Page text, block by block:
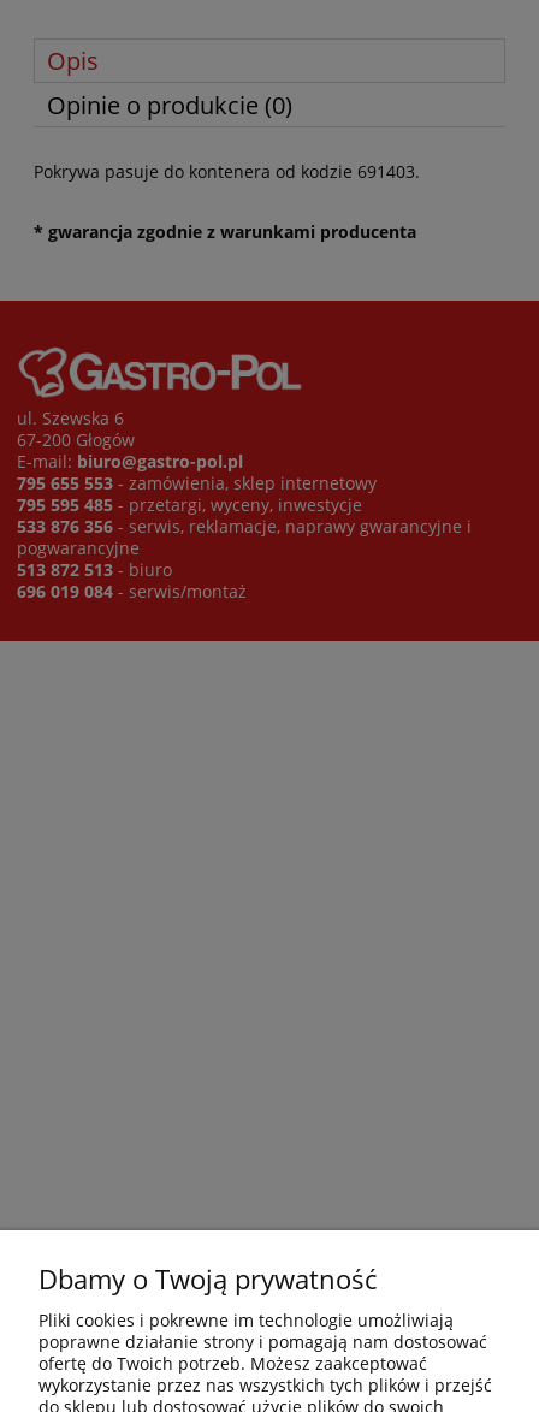
Opis
Opinie o produkcie (0)
Pokrywa pasuje do kontenera od kodzie 691403.
* gwarancja zgodnie z warunkami producenta
ul. Szewska 6
67-200 Głogów
E-mail: biuro@gastro-pol.pl
795 655 553 - zamówienia, sklep internetowy
795 595 485 - przetargi, wyceny, inwestycje
533 876 356 - serwis, reklamacje, naprawy gwarancyjne i
pogwarancyjne
513 872 513 - biuro
696 019 084 - serwis/montaż
Dbamy o Twoją prywatność
Pliki cookies i pokrewne im technologie umożliwiają
poprawne działanie strony i pomagają nam dostosować
ofertę do Twoich potrzeb. Możesz zaakceptować
wykorzystanie przez nas wszystkich tych plików i przejść
do sklepu lub dostosować użycie plików do swoich